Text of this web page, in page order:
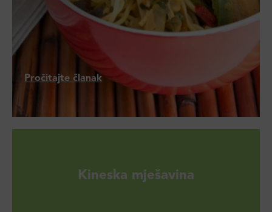
Pročitajte članak
Kineska mješavina